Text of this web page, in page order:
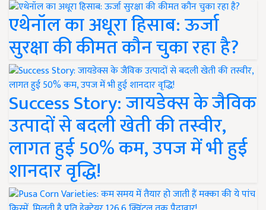
एथेनॉल का अधूरा हिसाब: ऊर्जा
सुरक्षा की कीमत कौन चुका रहा है?
Success Story: जायडेक्स के जैविक
उत्पादों से बदली खेती की तस्वीर,
लागत हुई 50% कम, उपज में भी हुई
शानदार वृद्धि!